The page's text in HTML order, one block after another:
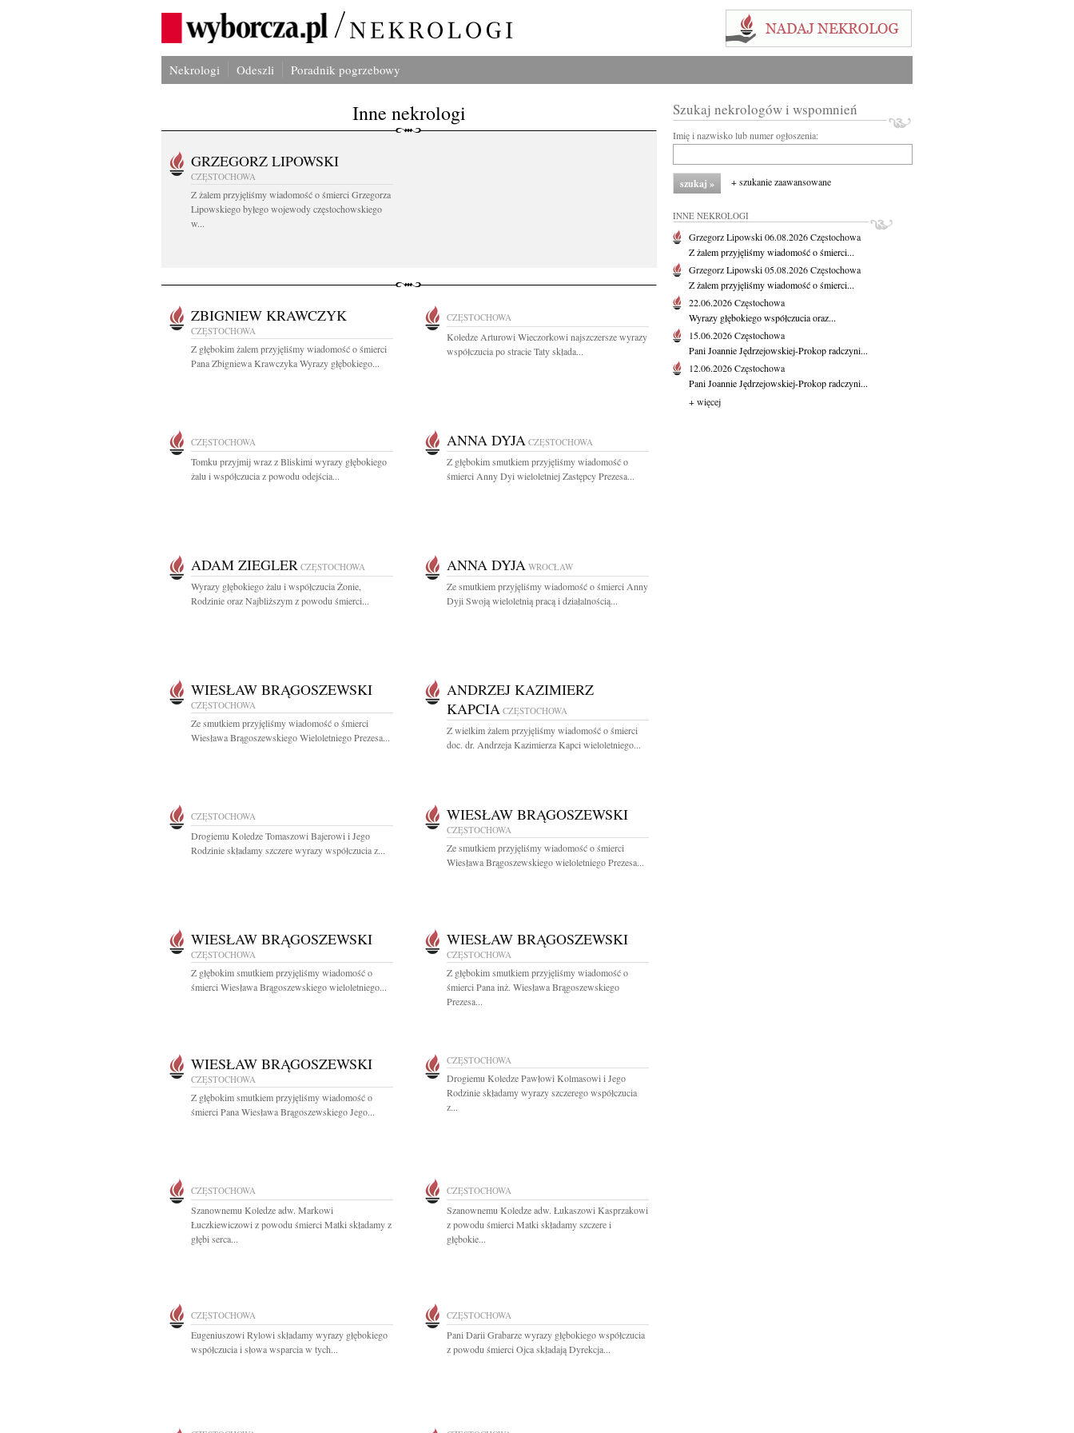
Nekrologi Odeszli Poradnik pogrzebowy
Inne nekrologi
GRZEGORZ LIPOWSKI
CZĘSTOCHOWA
Z żalem przyjęliśmy wiadomość o śmierci Grzegorza
Lipowskiego byłego wojewody częstochowskiego
w...
ZBIGNIEW KRAWCZYK
CZĘSTOCHOWA
Z głębokim żalem przyjęliśmy wiadomość o śmierci
Pana Zbigniewa Krawczyka Wyrazy głębokiego...
CZĘSTOCHOWA
Koledze Arturowi Wieczorkowi najszczersze wyrazy
współczucia po stracie Taty składa...
CZĘSTOCHOWA
Tomku przyjmij wraz z Bliskimi wyrazy głębokiego
żalu i współczucia z powodu odejścia...
ANNA DYJA CZĘSTOCHOWA
Z głębokim smutkiem przyjęliśmy wiadomość o
śmierci Anny Dyi wieloletniej Zastępcy Prezesa...
ADAM ZIEGLER CZĘSTOCHOWA
Wyrazy głębokiego żalu i współczucia Żonie,
Rodzinie oraz Najbliższym z powodu śmierci...
ANNA DYJA WROCŁAW
Ze smutkiem przyjęliśmy wiadomość o śmierci Anny
Dyji Swoją wieloletnią pracą i działalnością...
WIESŁAW BRĄGOSZEWSKI
CZĘSTOCHOWA
Ze smutkiem przyjęliśmy wiadomość o śmierci
Wiesława Brągoszewskiego Wieloletniego Prezesa...
ANDRZEJ KAZIMIERZ
KAPCIA CZĘSTOCHOWA
Z wielkim żalem przyjęliśmy wiadomość o śmierci
doc. dr. Andrzeja Kazimierza Kapci wieloletniego...
CZĘSTOCHOWA
Drogiemu Koledze Tomaszowi Bajerowi i Jego
Rodzinie składamy szczere wyrazy współczucia z...
WIESŁAW BRĄGOSZEWSKI
CZĘSTOCHOWA
Ze smutkiem przyjęliśmy wiadomość o śmierci
Wiesława Brągoszewskiego wieloletniego Prezesa...
WIESŁAW BRĄGOSZEWSKI
CZĘSTOCHOWA
Z głębokim smutkiem przyjęliśmy wiadomość o
śmierci Wiesława Brągoszewskiego wieloletniego...
WIESŁAW BRĄGOSZEWSKI
CZĘSTOCHOWA
Z głębokim smutkiem przyjęliśmy wiadomość o
śmierci Pana inż. Wiesława Brągoszewskiego
Prezesa...
WIESŁAW BRĄGOSZEWSKI
CZĘSTOCHOWA
Z głębokim smutkiem przyjęliśmy wiadomość o
śmierci Pana Wiesława Brągoszewskiego Jego...
CZĘSTOCHOWA
Drogiemu Koledze Pawłowi Kolmasowi i Jego
Rodzinie składamy wyrazy szczerego współczucia
z...
CZĘSTOCHOWA
Szanownemu Koledze adw. Markowi
Łuczkiewiczowi z powodu śmierci Matki składamy z
głębi serca...
CZĘSTOCHOWA
Szanownemu Koledze adw. Łukaszowi Kasprzakowi
z powodu śmierci Matki składamy szczere i
głębokie...
CZĘSTOCHOWA
Eugeniuszowi Rylowi składamy wyrazy głębokiego
współczucia i słowa wsparcia w tych...
CZĘSTOCHOWA
Pani Darii Grabarze wyrazy głębokiego współczucia
z powodu śmierci Ojca składają Dyrekcja...
Szukaj nekrologów i wspomnień
Imię i nazwisko lub numer ogłoszenia:
+ szukanie zaawansowane
INNE NEKROLOGI
Grzegorz Lipowski06.08.2026Częstochowa
Z żalem przyjęliśmy wiadomość o śmierci...
Grzegorz Lipowski05.08.2026Częstochowa
Z żalem przyjęliśmy wiadomość o śmierci...
22.06.2026Częstochowa
Wyrazy głębokiego współczucia oraz...
15.06.2026Częstochowa
Pani Joannie Jędrzejowskiej-Prokop radczyni...
12.06.2026Częstochowa
Pani Joannie Jędrzejowskiej-Prokop radczyni...
+ więcej